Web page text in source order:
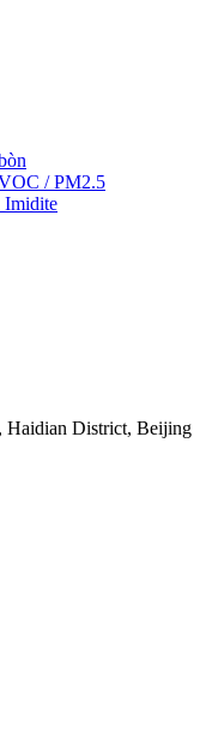
/ PM2.5
Imidite
District, Beijing